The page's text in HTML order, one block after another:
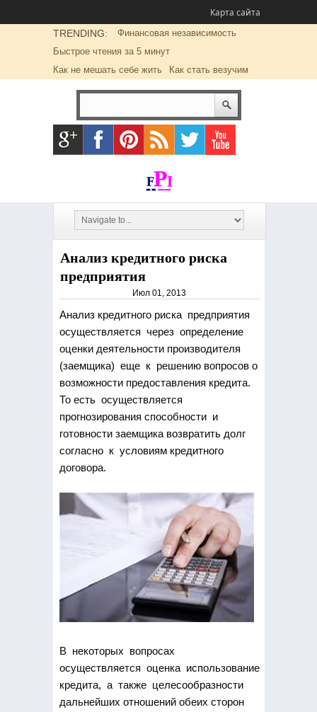
Карта сайта
TRENDING:
Финансовая независимость
Быстрое чтения за 5 минут
Как не мешать себе жить
Как стать везучим
Анализ кредитного риска
предприятия
Июл 01, 2013
Анализ кредитного риска предприятия
осуществляется через определение
оценки деятельности производителя
(заемщика) еще к решению вопросов о
возможности предоставления кредита.
То есть осуществляется
прогнозирования способности и
готовности заемщика возвратить долг
согласно к условиям кредитного
договора.
В некоторых вопросах
осуществляется оценка использование
кредита, а также целесообразности
дальнейших отношений обеих сторон